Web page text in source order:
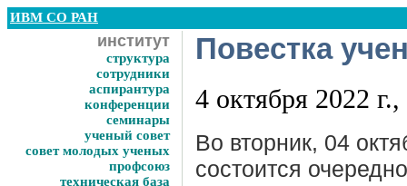
ИВМ СО РАН
институт
структура
сотрудники
аспирантура
конференции
семинары
ученый совет
совет молодых ученых
профсоюз
техническая база
Повестка
4 октября 2022
Во вторник, 04
состоится